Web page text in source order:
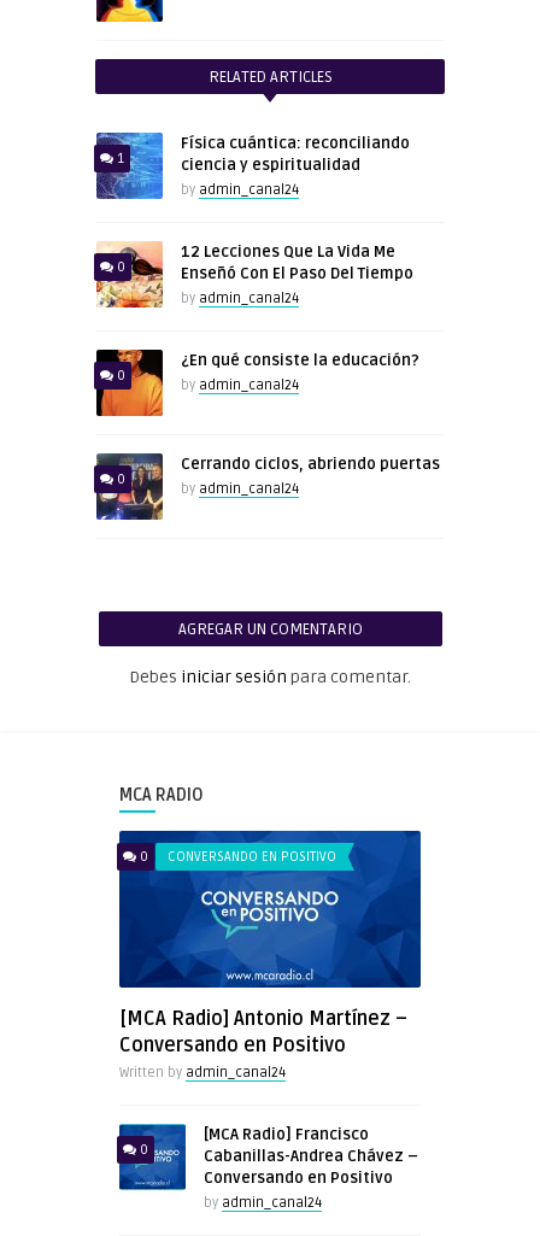
RELATED ARTICLES
1
Física cuántica: reconciliando
ciencia y espiritualidad
by admin_canal24
0
12 Lecciones Que La Vida Me
Enseñó Con El Paso Del Tiempo
by admin_canal24
0
¿En qué consiste la educación?
by admin_canal24
0
Cerrando ciclos, abriendo puertas
by admin_canal24
AGREGAR UN COMENTARIO
Debes iniciar sesión para comentar.
MCA RADIO
0 CONVERSANDO EN POSITIVO
[MCA Radio] Antonio Martínez –
Conversando en Positivo
Written by admin_canal24
0
[MCA Radio] Francisco
Cabanillas-Andrea Chávez –
Conversando en Positivo
by admin_canal24